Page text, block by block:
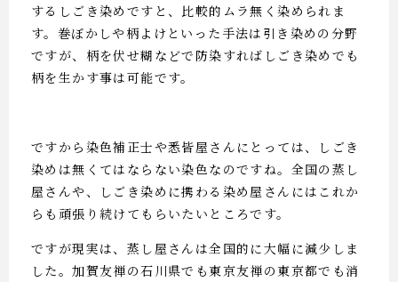
するしごき染めですと、比較的ムラ無く染められま
す。巻ぼかしや柄よけといった手法は引き染めの分野
ですが、柄を伏せ糊などで防染すればしごき染めでも
柄を生かす事は可能です。
ですから染色補正士や悉皆屋さんにとっては、しごき
染めは無くてはならない染色なのですね。全国の蒸し
屋さんや、しごき染めに携わる染め屋さんにはこれか
らも頑張り続けてもらいたいところです。
ですが現実は、蒸し屋さんは全国的に大幅に減少しま
した。加賀友禅の石川県でも東京友禅の東京都でも消